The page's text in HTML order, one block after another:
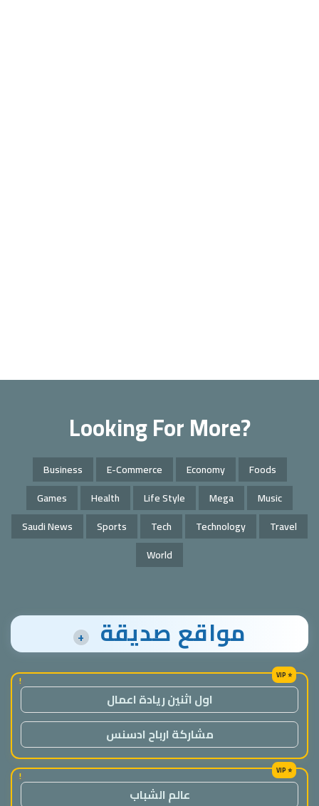
Looking For More?
Business E-Commerce Economy
Foods
Games
Health Life Style Mega
Music
Saudi News
Sports Tech Technology
Travel
World
مواقع صديقة +
!
اول اثنين ريادة اعمال
مشاركة ارباح ادسنس
!
عالم الشباب